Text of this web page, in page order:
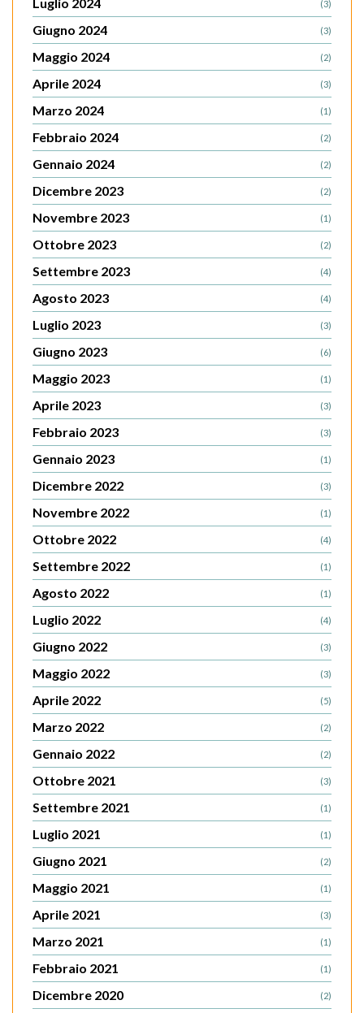
(3)
Giugno 2024 (3)
Maggio 2024 (2)
Aprile 2024 (3)
Marzo 2024 (1)
Febbraio 2024 (2)
Gennaio 2024 (2)
Dicembre 2023 (2)
Novembre 2023 (1)
Ottobre 2023 (2)
Settembre 2023 (4)
Agosto 2023 (4)
Luglio 2023 (3)
Giugno 2023 (6)
Maggio 2023 (1)
Aprile 2023 (3)
Febbraio 2023 (3)
Gennaio 2023 (1)
Dicembre 2022 (3)
Novembre 2022 (1)
Ottobre 2022 (4)
Settembre 2022 (1)
Agosto 2022 (1)
Luglio 2022 (4)
Giugno 2022 (3)
Maggio 2022 (3)
Aprile 2022 (5)
Marzo 2022 (2)
Gennaio 2022 (2)
Ottobre 2021 (3)
Settembre 2021 (1)
Luglio 2021 (1)
Giugno 2021 (2)
Maggio 2021 (1)
Aprile 2021 (3)
Marzo 2021 (1)
Febbraio 2021 (1)
Dicembre 2020 (2)